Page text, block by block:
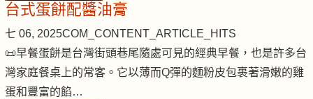
台式蛋餅配醬油膏
七 06, 2025COM_CONTENT_ARTICLE_HITS
📜早餐蛋餅是台灣街頭巷尾隨處可見的經典早餐，也是許多台
灣家庭餐桌上的常客。它以薄而Q彈的麵粉皮包裹著滑嫩的雞
蛋和豐富的餡…